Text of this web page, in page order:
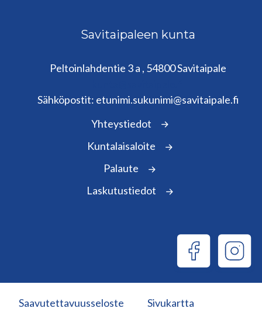
Savitaipaleen kunta
Peltoinlahdentie 3 a , 54800 Savitaipale
Sähköpostit: etunimi.sukunimi@savitaipale.fi
Yhteystiedot
Kuntalaisaloite
Palaute
Laskutustiedot
Saavutettavuusseloste Sivukartta